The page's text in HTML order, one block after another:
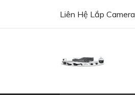
Liên Hệ Lắp